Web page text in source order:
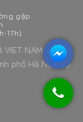
gặp
17h)
NAM - MST:
phố Hà Nội cấp